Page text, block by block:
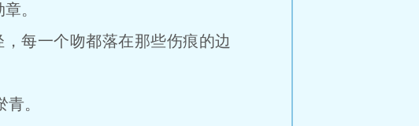
。
每一个吻都落在那些伤痕的边
。